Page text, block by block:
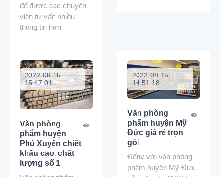
để được các chuyên
viên tư vấn nhiều
thông tin hơn
2022-08-15
15:47:01
Văn phòng
phẩm huyện
Phú Xuyên chiết
khấu cao, chất
lượng số 1
2022-08-15
14:51:18
Văn phòng
phẩm huyện Mỹ
Đức giá rẻ trọn
gói
Đếnv với văn phòng
phẩm huyện Mỹ Đức